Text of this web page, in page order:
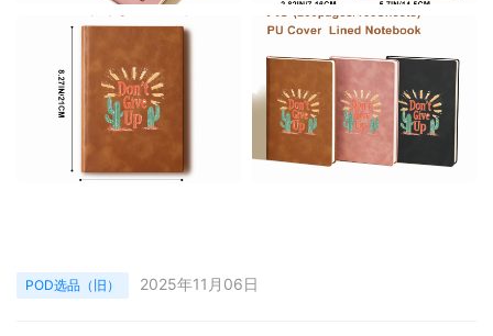
POD选品（旧） 2025年11月06日